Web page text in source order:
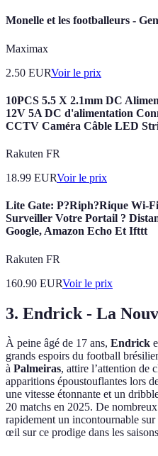
Monelle et les footballeurs -
Maximax
2.50 EURVoir le prix
10PCS 5.5 X 2.1mm DC
12V 5A DC d'alimentation
CCTV Caméra Câble LED
Rakuten FR
18.99 EURVoir le prix
Lite Gate: P?Riph?Rique Wi-
Surveiller Votre Portail ?
Google, Amazon Echo Et Ifttt
Rakuten FR
160.90 EURVoir le prix
3. Endrick - La
À peine âgé de 17 ans, Endrick
grands espoirs du football
à Palmeiras, attire l’attention de
apparitions époustouflantes lors
une vitesse étonnante et un
20 matchs en 2025. De
rapidement un incontournable
œil sur ce prodige dans les